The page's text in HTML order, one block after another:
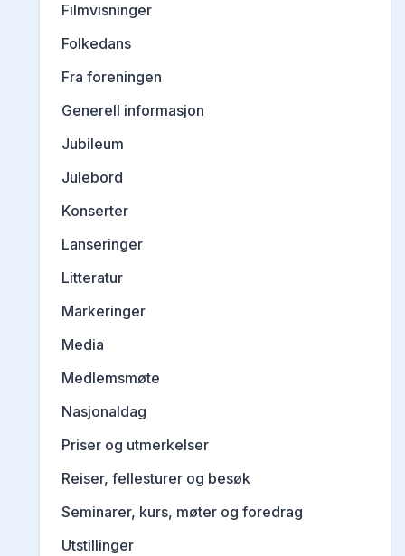
Filmvisninger
Folkedans
Fra foreningen
Generell informasjon
Jubileum
Julebord
Konserter
Lanseringer
Litteratur
Markeringer
Media
Medlemsmøte
Nasjonaldag
Priser og utmerkelser
Reiser, fellesturer og besøk
Seminarer, kurs, møter og foredrag
Utstillinger